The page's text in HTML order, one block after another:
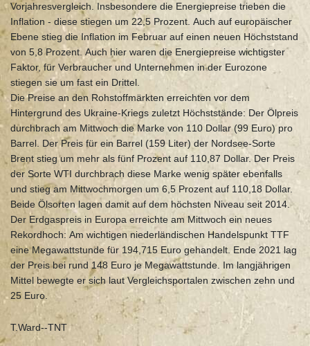
Vorjahresvergleich. Insbesondere die Energiepreise trieben die
Inflation - diese stiegen um 22,5 Prozent. Auch auf europäischer
Ebene stieg die Inflation im Februar auf einen neuen Höchststand
von 5,8 Prozent. Auch hier waren die Energiepreise wichtigster
Faktor, für Verbraucher und Unternehmen in der Eurozone
stiegen sie um fast ein Drittel.
Die Preise an den Rohstoffmärkten erreichten vor dem
Hintergrund des Ukraine-Kriegs zuletzt Höchststände: Der Ölpreis
durchbrach am Mittwoch die Marke von 110 Dollar (99 Euro) pro
Barrel. Der Preis für ein Barrel (159 Liter) der Nordsee-Sorte
Brent stieg um mehr als fünf Prozent auf 110,87 Dollar. Der Preis
der Sorte WTI durchbrach diese Marke wenig später ebenfalls
und stieg am Mittwochmorgen um 6,5 Prozent auf 110,18 Dollar.
Beide Ölsorten lagen damit auf dem höchsten Niveau seit 2014.
Der Erdgaspreis in Europa erreichte am Mittwoch ein neues
Rekordhoch: Am wichtigen niederländischen Handelspunkt TTF
eine Megawattstunde für 194,715 Euro gehandelt. Ende 2021 lag
der Preis bei rund 148 Euro je Megawattstunde. Im langjährigen
Mittel bewegte er sich laut Vergleichsportalen zwischen zehn und
25 Euro.
T.Ward--TNT